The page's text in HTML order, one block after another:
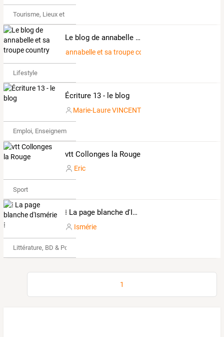
Tourisme, Lieux et Événements
Le blog de annabelle et sa troupe country
annabelle et sa troupe country
Lifestyle
Écriture 13 - le blog
Marie-Laure VINCENT
Emploi, Enseignement & Etudes
vtt Collonges la Rouge
Eric
Sport
⁞ La page blanche d'Ismérie ⁞
Ismérie
Littérature, BD & Poésie
1